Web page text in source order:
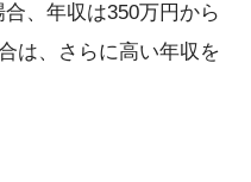
、年収は350万円から
は、さらに高い年収を